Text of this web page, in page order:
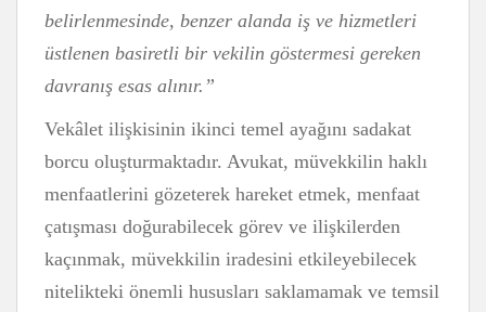
belirlenmesinde, benzer alanda iş ve hizmetleri
üstlenen basiretli bir vekilin göstermesi gereken
davranış esas alınır.”
Vekâlet ilişkisinin ikinci temel ayağını sadakat
borcu oluşturmaktadır. Avukat, müvekkilin haklı
menfaatlerini gözeterek hareket etmek, menfaat
çatışması doğurabilecek görev ve ilişkilerden
kaçınmak, müvekkilin iradesini etkileyebilecek
nitelikteki önemli hususları saklamamak ve temsil